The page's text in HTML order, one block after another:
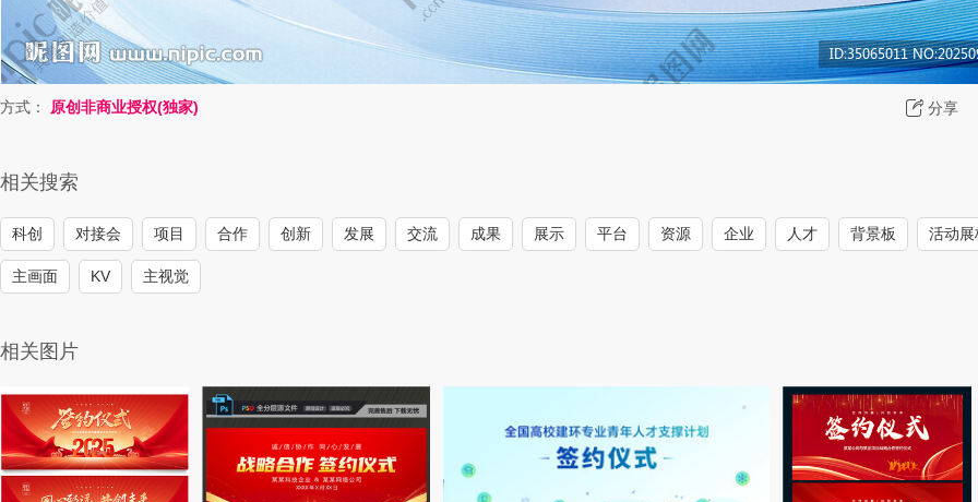
分享
方式： 原创非商业授权(独家)
相关搜索
科创 对接会 项目 合作 创新 发展 交流 成果 展示 平台 资源 企业 人才 背景板 活动展
主画面 KV 主视觉
相关图片